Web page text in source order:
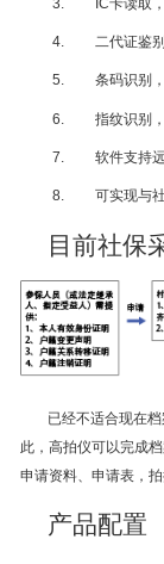
二代证鉴
条码识别
指纹识别
软件支持
可实现与
目前社保
已经不适合现在
此，高拍仪可以完成
申请资料、申请表，
产品配置